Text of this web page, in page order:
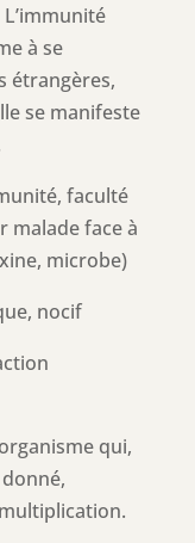
à se
étrangères,
se manifeste
faculté
malade face à
microbe)
nocif
qui,